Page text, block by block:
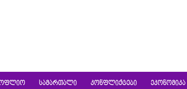
ᲡᲐᲛᲐᲠᲗᲐᲚᲘ ᲙᲝᲜᲤᲚᲘᲥᲢᲔᲑᲘ ᲔᲙᲝᲜᲝᲛᲘᲙᲐ